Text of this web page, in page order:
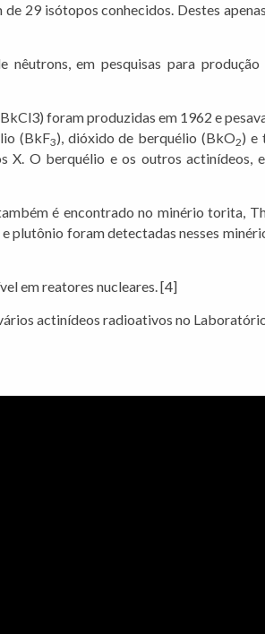
29 isótopos conhecidos. Destes
em pesquisas para
foram produzidas em 1962 e
(BkF3), dióxido de berquélio (BkO2) e
O berquélio e os outros actinídeos,
é encontrado no minério torita,
plutônio foram detectadas nesses
em reatores nucleares. [4]
actinídeos radioativos no